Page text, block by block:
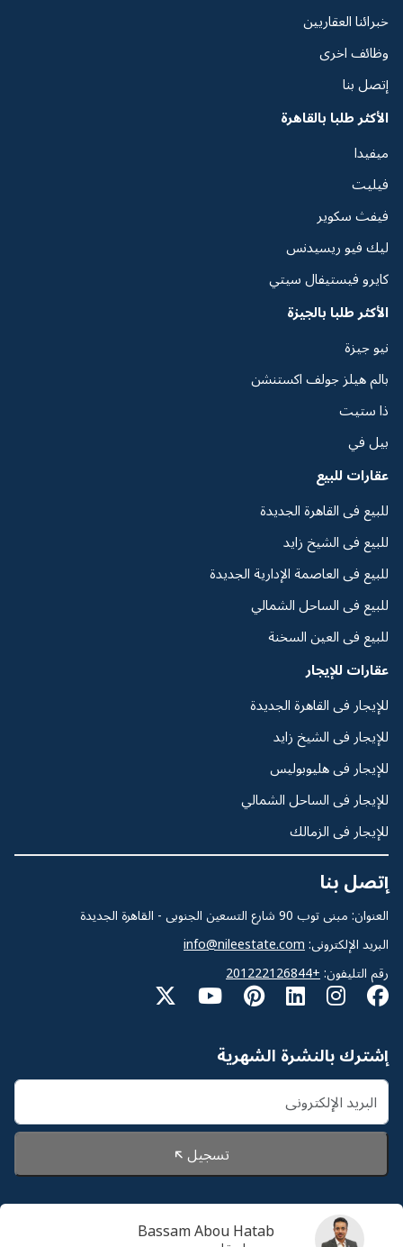
Bassam Abou Hatab
خبرائنا العقاريين
وظائف اخرى
إتصل بنا
الأكثر طلبا بالقاهرة
ميفيدا
فيليت
فيفث سكوير
ليك فيو ريسيدنس
كايرو فيستيفال سيتي
الأكثر طلبا بالجيزة
نيو جيزة
بالم هيلز جولف اكستنشن
ذا ستيت
بيل في
عقارات للبيع
للبيع فى القاهرة الجديدة
للبيع فى الشيخ زايد
للبيع فى العاصمة الإدارية الجديدة
للبيع فى الساحل الشمالي
للبيع فى العين السخنة
عقارات للإيجار
للإيجار فى القاهرة الجديدة
للإيجار فى الشيخ زايد
للإيجار فى هليوبوليس
للإيجار فى الساحل الشمالي
للإيجار فى الزمالك
إتصل بنا
العنوان: مبنى توب 90 شارع التسعين الجنوبى - القاهرة الجديدة
البريد الإلكترونى: info@nileestate.com
رقم التليفون: +201222126844
إشترك بالنشرة الشهرية
تسجيل
© 2026 Nileestate. جميع الحقوق محفوظة لشركة نايل